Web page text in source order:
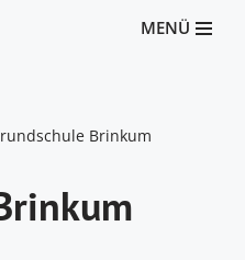
MENÜ
Brinkum